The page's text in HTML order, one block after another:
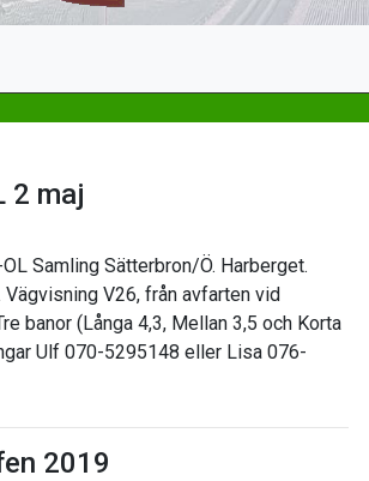
2 maj
Samling Sätterbron/Ö. Harberget.
V26, från avfarten vid
banor (Långa 4,3, Mellan 3,5 och Korta
Ulf 070-5295148 eller Lisa 076-
2019